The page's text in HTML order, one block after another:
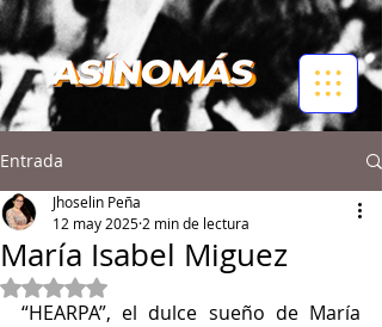
Entrada
María Isabel Miguez
Jhoselin Peña
12 may 2025 2 min de lectura
Obtuvo NaN de 5 estrellas.
“HEARPA”, el dulce sueño de María